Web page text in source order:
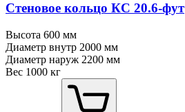
Стеновое кольцо КС 20.6⁠-⁠фут
Высота 600 мм
Диаметр внутр 2000 мм
Диаметр наруж 2200 мм
Вес 1000 кг